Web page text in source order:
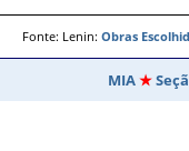
Fonte: Lenin: Obras
MIA